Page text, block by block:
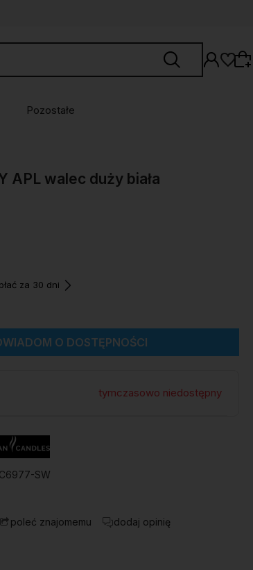
oferty lub zaloguj się, aby przywrócić dodane
Pozostałe
APL walec duży biała
za 30 dni
O DOSTĘPNOŚCI
tymczasowo niedostępny
SW
poleć znajomemu dodaj opinię